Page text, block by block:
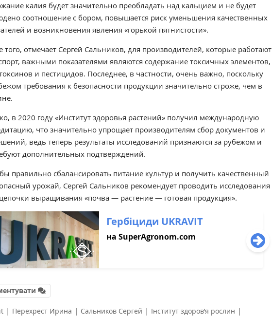
калия будет значительно преобладать над кальцием и не будет
соотношение с бором, повышается риск уменьшения качественных
и возникновения явления «горькой пятнистости».
того, отмечает Сергей Сальников, для производителей, которые работают
важными показателями являются содержание токсичных элементов,
и пестицидов. Последнее, в частности, очень важно, поскольку
требования к безопасности продукции значительно строже, чем в
в 2020 году «Институт здоровья растений» получил международную
что значительно упрощает производителям сбор документов и
ведь теперь результаты исследований признаются за рубежом и
дополнительных подтверждений.
правильно сбалансировать питание культур и получить качественный
урожай, Сергей Сальников рекомендует проводить исследования
выращивания «почва — растение — готовая продукция».
Гербіциди UKRAVIT
на SuperAgronom.com
| Перехрест Ирина | Сальников Сергей | Інститут здоров’я рослин |